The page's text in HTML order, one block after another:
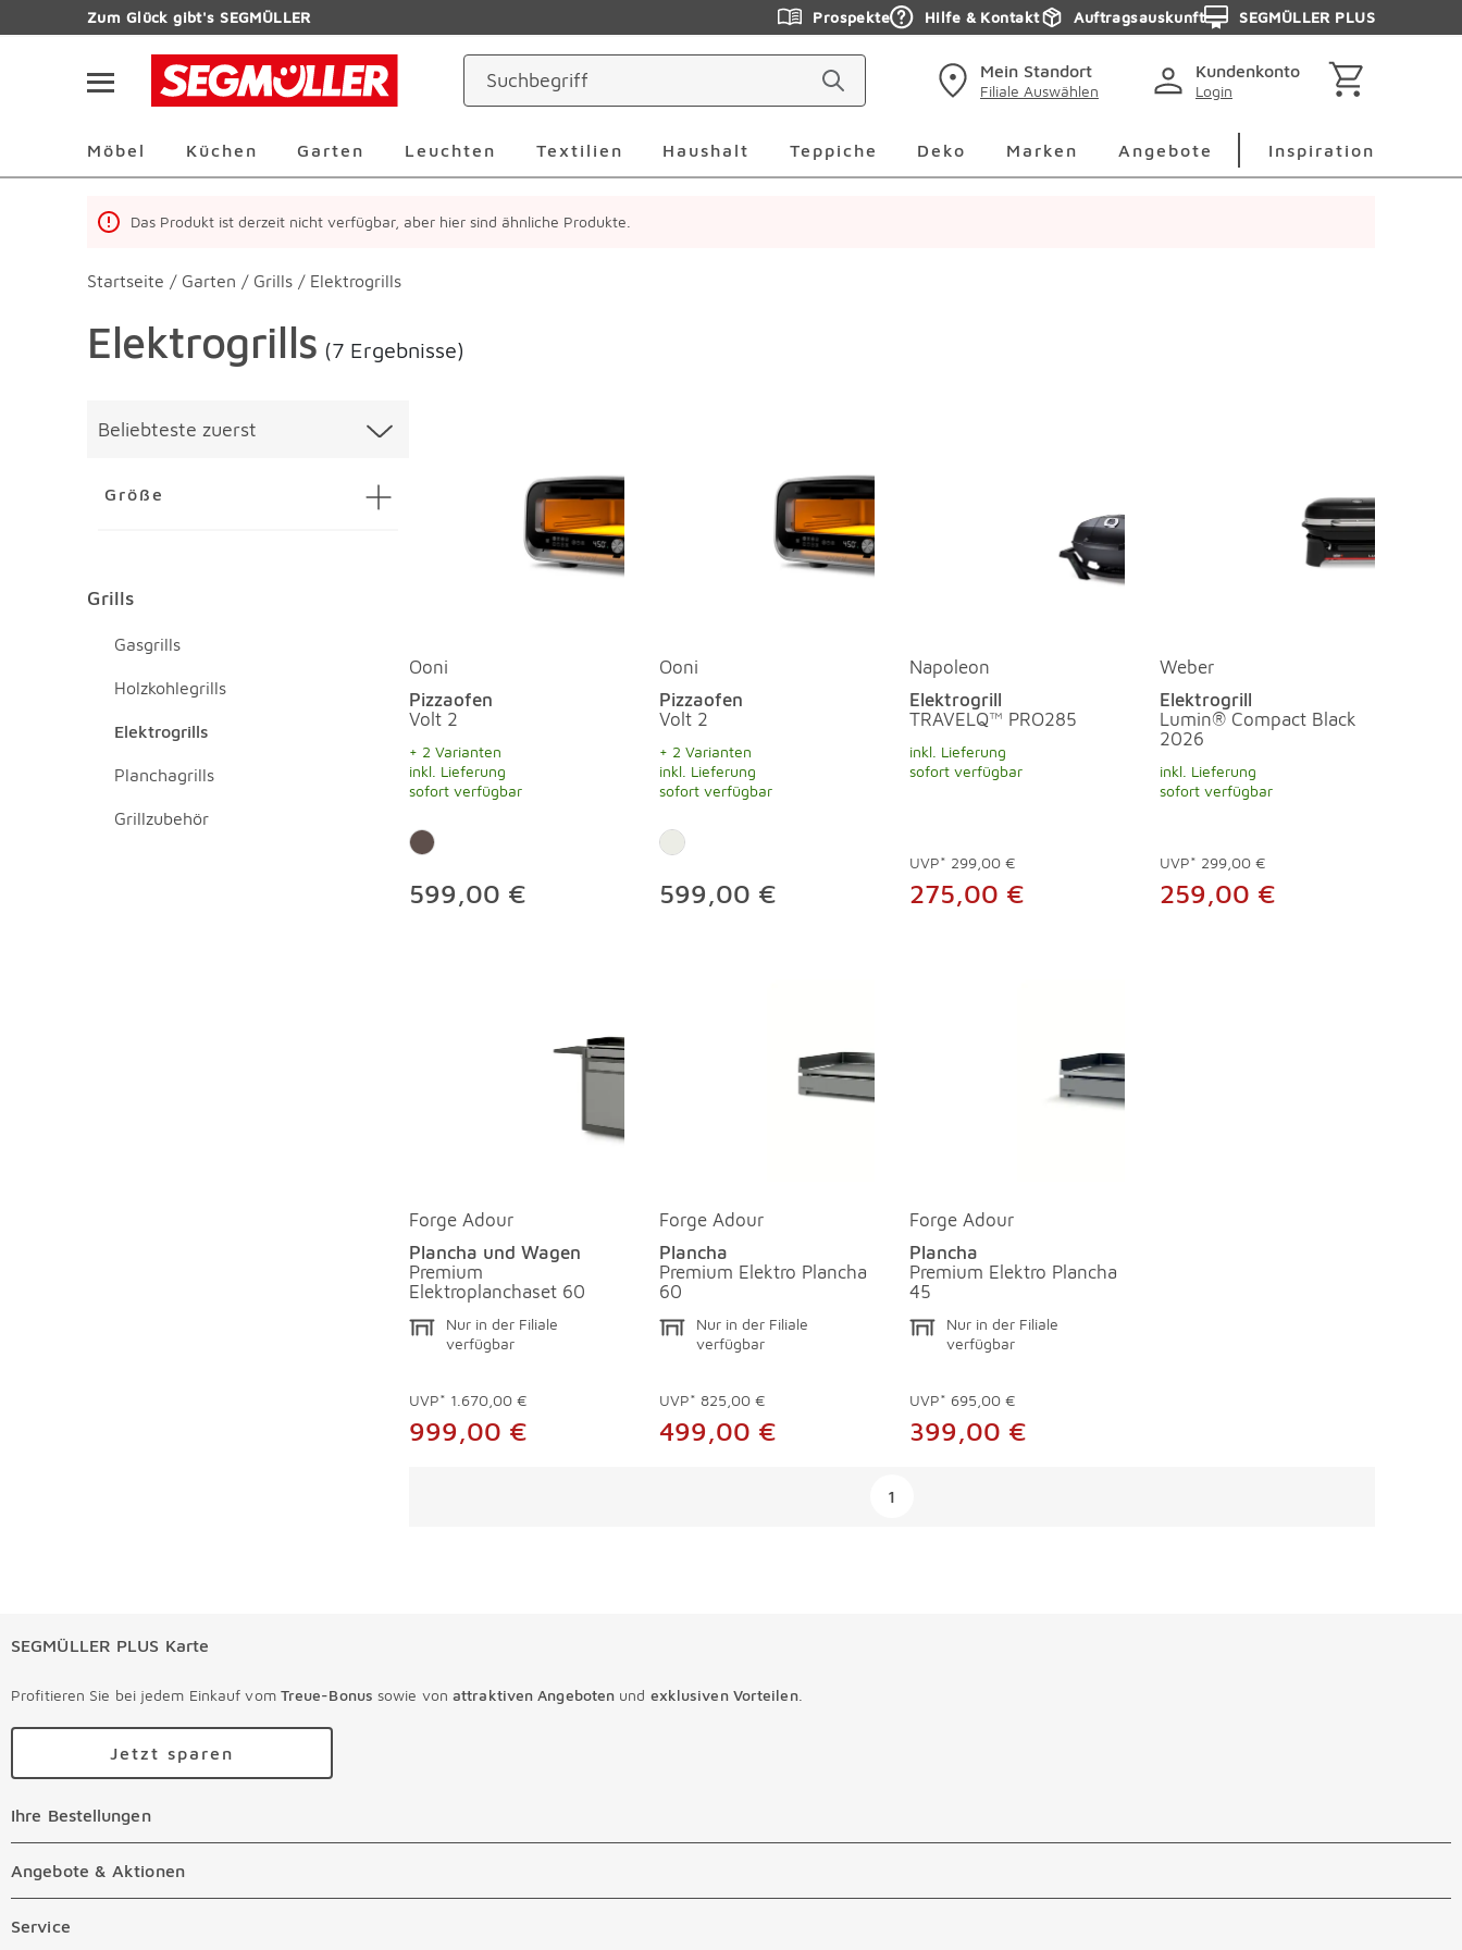
Zum HauptinhaltZum Glück gibt's SEGMÜLLER Prospekte Hilfe & Kontakt Auftragsauskunft SEGMÜLLER PLUS
Mein Standort
Filiale Auswählen
Kundenkonto
Login
Möbel Küchen Garten Leuchten Textilien Haushalt Teppiche Deko Marken
Marken Überspringen
Angebote Inspiration
Das Produkt ist derzeit nicht verfügbar, aber hier sind ähnliche Produkte.
Startseite / Garten / Grills / Elektrogrills
Elektrogrills (7 Ergebnisse)
Beliebteste zuerst
Größe
Grills Überspringen
Grills
Gasgrills
Holzkohlegrills
Elektrogrills
Planchagrills
Grillzubehör
Ooni
Pizzaofen
Volt 2
+ 2 Varianten
inkl. Lieferung
sofort verfügbar
599,00 €
Ooni
Pizzaofen
Volt 2
+ 2 Varianten
inkl. Lieferung
sofort verfügbar
599,00 €
Napoleon
Elektrogrill
TRAVELQ™ PRO285
inkl. Lieferung
sofort verfügbar
UVP* 299,00 €
275,00 €
Weber
Elektrogrill
Lumin® Compact Black
2026
inkl. Lieferung
sofort verfügbar
UVP* 299,00 €
259,00 €
Forge Adour
Plancha und Wagen
Premium
Elektroplanchaset 60
Nur in der Filiale
verfügbar
UVP* 1.670,00 €
999,00 €
Forge Adour
Plancha
Premium Elektro Plancha
60
Nur in der Filiale
verfügbar
UVP* 825,00 €
499,00 €
Forge Adour
Plancha
Premium Elektro Plancha
45
Nur in der Filiale
verfügbar
UVP* 695,00 €
399,00 €
1
SEGMÜLLER PLUS Karte
Profitieren Sie bei jedem Einkauf vom Treue-Bonus sowie vonattraktiven Angeboten und exklusiven Vorteilen.
Jetzt sparen
Ihre Bestellungen Überspringen
Ihre Bestellungen
Angebote & Aktionen Überspringen
Angebote & Aktionen
Service Überspringen
Service